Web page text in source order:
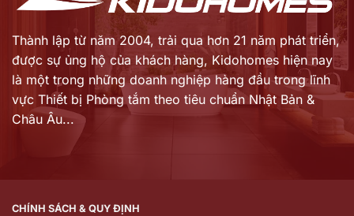
Thành lập từ năm 2004, trải qua hơn 21 năm phát triển,
được sự ủng hộ của khách hàng, Kidohomes hiện nay
là một trong những doanh nghiệp hàng đầu trong lĩnh
vực Thiết bị Phòng tắm theo tiêu chuẩn Nhật Bản &
Châu Âu...
CHÍNH SÁCH & QUY ĐỊNH